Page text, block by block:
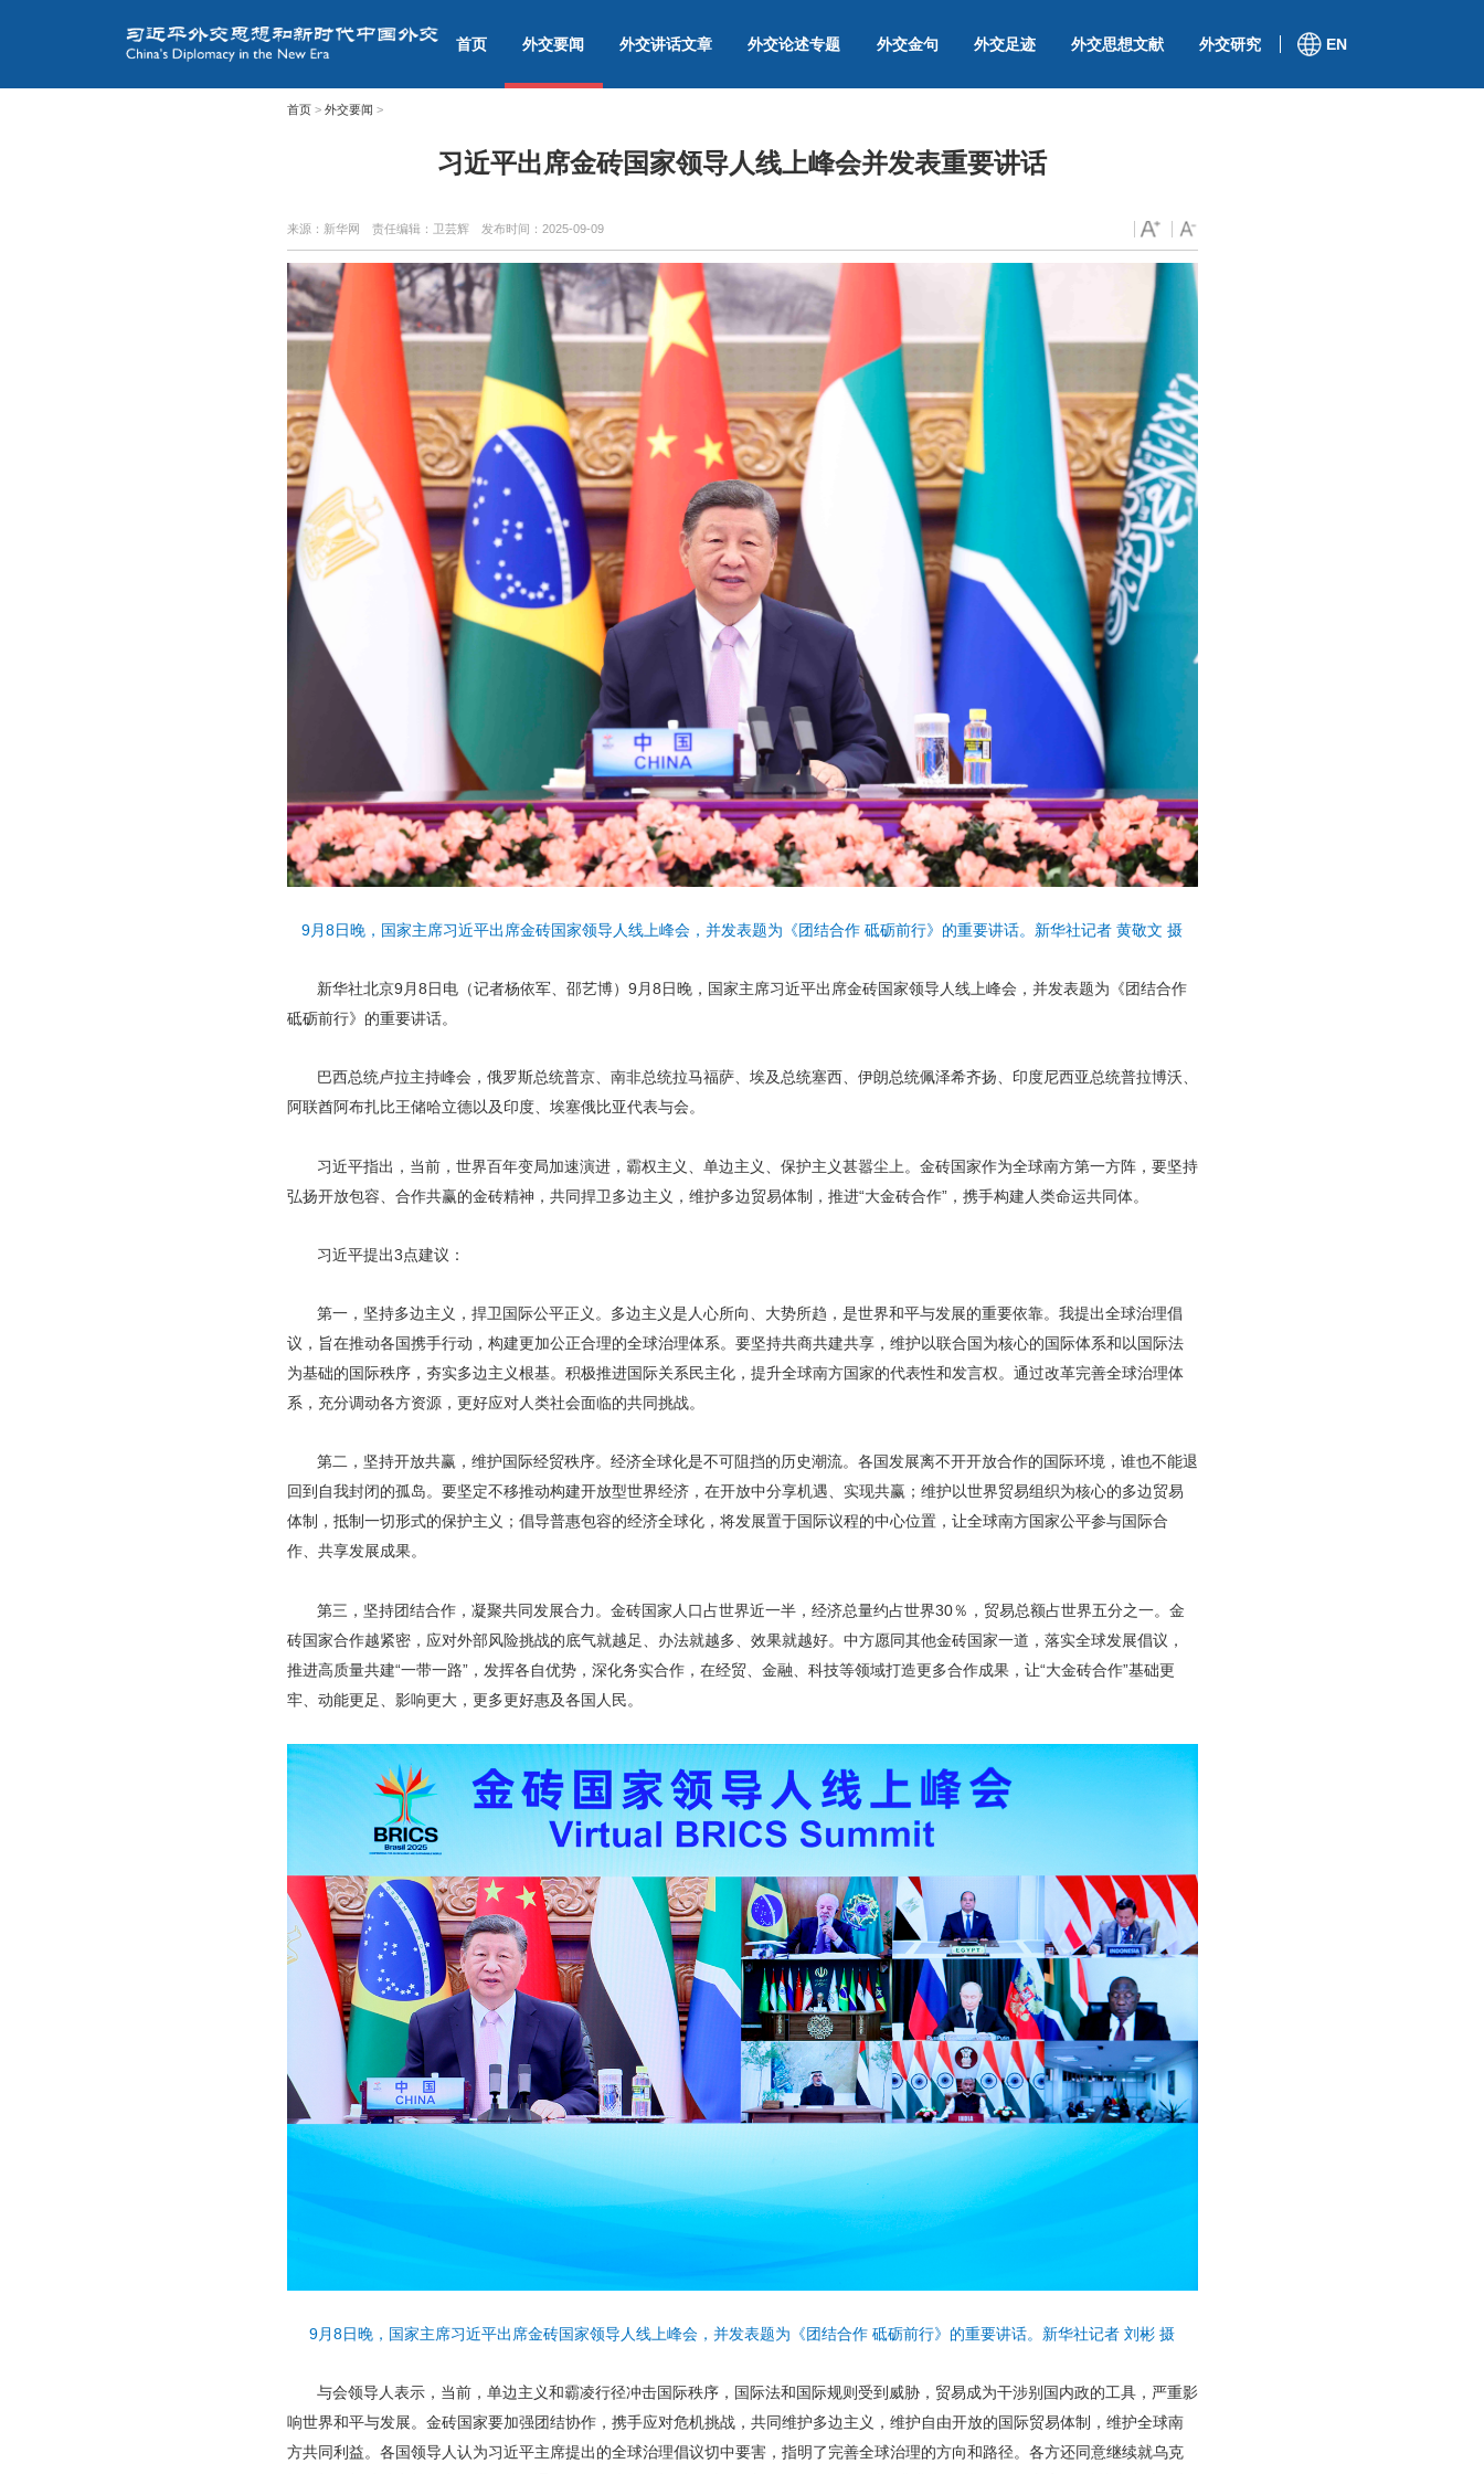
首页 外交要闻 外交讲话文章 外交论述专题 外交金句 外交足迹 外交思想文献 外交研究 EN
首页> 外交要闻 >
习近平出席金砖国家领导人线上峰会并发表重要讲话
来源：新华网 责任编辑：卫芸辉 发布时间： 2025-09-09
9月8日晚，国家主席习近平出席金砖国家领导人线上峰会，并发表题为《团结合作 砥砺前行》的重要讲话。新华社记者 黄敬文 摄
新华社北京9月8日电（记者杨依军、邵艺博）9月8日晚，国家主席习近平出席金砖国家领导人线上峰会，并发表题为《团结合作
砥砺前行》的重要讲话。
巴西总统卢拉主持峰会，俄罗斯总统普京、南非总统拉马福萨、埃及总统塞西、伊朗总统佩泽希齐扬、印度尼西亚总统普拉博沃、
阿联酋阿布扎比王储哈立德以及印度、埃塞俄比亚代表与会。
习近平指出，当前，世界百年变局加速演进，霸权主义、单边主义、保护主义甚嚣尘上。金砖国家作为全球南方第一方阵，要坚持
弘扬开放包容、合作共赢的金砖精神，共同捍卫多边主义，维护多边贸易体制，推进“大金砖合作”，携手构建人类命运共同体。
习近平提出3点建议：
第一，坚持多边主义，捍卫国际公平正义。多边主义是人心所向、大势所趋，是世界和平与发展的重要依靠。我提出全球治理倡
议，旨在推动各国携手行动，构建更加公正合理的全球治理体系。要坚持共商共建共享，维护以联合国为核心的国际体系和以国际法
为基础的国际秩序，夯实多边主义根基。积极推进国际关系民主化，提升全球南方国家的代表性和发言权。通过改革完善全球治理体
系，充分调动各方资源，更好应对人类社会面临的共同挑战。
第二，坚持开放共赢，维护国际经贸秩序。经济全球化是不可阻挡的历史潮流。各国发展离不开开放合作的国际环境，谁也不能退
回到自我封闭的孤岛。要坚定不移推动构建开放型世界经济，在开放中分享机遇、实现共赢；维护以世界贸易组织为核心的多边贸易
体制，抵制一切形式的保护主义；倡导普惠包容的经济全球化，将发展置于国际议程的中心位置，让全球南方国家公平参与国际合
作、共享发展成果。
第三，坚持团结合作，凝聚共同发展合力。金砖国家人口占世界近一半，经济总量约占世界30％，贸易总额占世界五分之一。金
砖国家合作越紧密，应对外部风险挑战的底气就越足、办法就越多、效果就越好。中方愿同其他金砖国家一道，落实全球发展倡议，
推进高质量共建“一带一路”，发挥各自优势，深化务实合作，在经贸、金融、科技等领域打造更多合作成果，让“大金砖合作”基础更
牢、动能更足、影响更大，更多更好惠及各国人民。
9月8日晚，国家主席习近平出席金砖国家领导人线上峰会，并发表题为《团结合作 砥砺前行》的重要讲话。新华社记者 刘彬 摄
与会领导人表示，当前，单边主义和霸凌行径冲击国际秩序，国际法和国际规则受到威胁，贸易成为干涉别国内政的工具，严重影
响世界和平与发展。金砖国家要加强团结协作，携手应对危机挑战，共同维护多边主义，维护自由开放的国际贸易体制，维护全球南
方共同利益。各国领导人认为习近平主席提出的全球治理倡议切中要害，指明了完善全球治理的方向和路径。各方还同意继续就乌克